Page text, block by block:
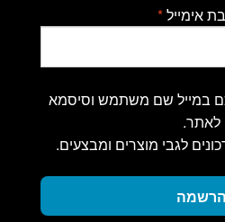
אימייל*
במייל שם משתמש וסיסמא
לאתר.
לגבי מוצרים ומבצעים.
הרשמה